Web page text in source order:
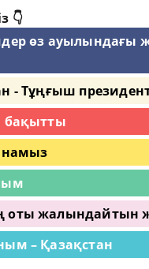
👇
өз
- Тұңғыш
бақытты
оты жалындайтын
– Қазақстан